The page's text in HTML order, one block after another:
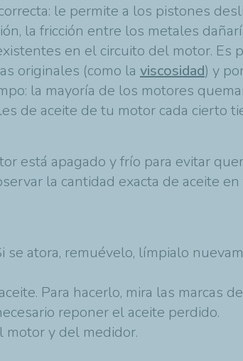
le permite a los pistones
la fricción entre los metales
en el circuito del motor. Es
originales (como la viscosidad) y
la mayoría de los motores
de aceite de tu motor cada cierto
está apagado y frío para evitar
la cantidad exacta de aceite
atora, remuévelo, límpialo
Para hacerlo, mira las marcas
reponer el aceite perdido.
motor y del medidor.